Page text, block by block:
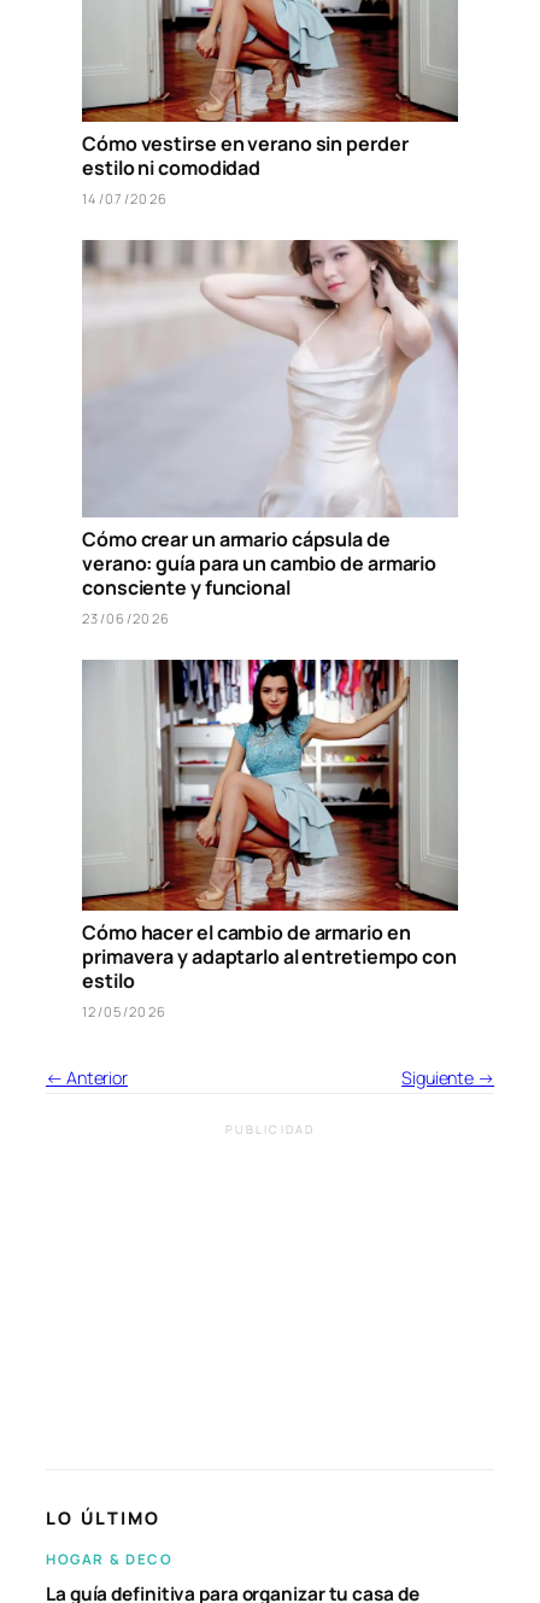
Cómo vestirse en verano sin perder
estilo ni comodidad
14/07/2026
Cómo crear un armario cápsula de
verano: guía para un cambio de armario
consciente y funcional
23/06/2026
Cómo hacer el cambio de armario en
primavera y adaptarlo al entretiempo con
estilo
12/05/2026
← Anterior Siguiente →
PUBLICIDAD
LO ÚLTIMO
HOGAR & DECO
La guía definitiva para organizar tu casa de